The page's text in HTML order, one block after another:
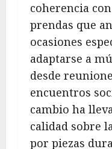
coherencia
prendas que
ocasiones
adaptarse a
desde
encuentros
cambio ha
calidad sobre
por piezas